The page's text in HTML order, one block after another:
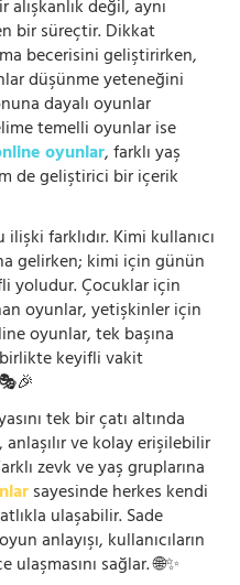
değil, aynı
bir süreçtir. Dikkat
becerisini geliştirirken,
düşünme yeteneğini
dayalı oyunlar
temelli oyunlar ise
oyunlar, farklı yaş
de geliştirici bir içerik
farklıdır. Kimi kullanıcı
gelirken; kimi için günün
yoludur. Çocuklar için
oyunlar, yetişkinler için
oyunlar, tek başına
keyifli vakit
tek bir çatı altında
ve kolay erişilebilir
zevk ve yaş gruplarına
sayesinde herkes kendi
ulaşabilir. Sade
anlayışı, kullanıcıların
sağlar. 🌐✨